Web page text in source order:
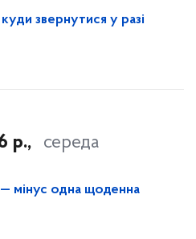
звернутися у разі
р., середа
мінус одна щоденна